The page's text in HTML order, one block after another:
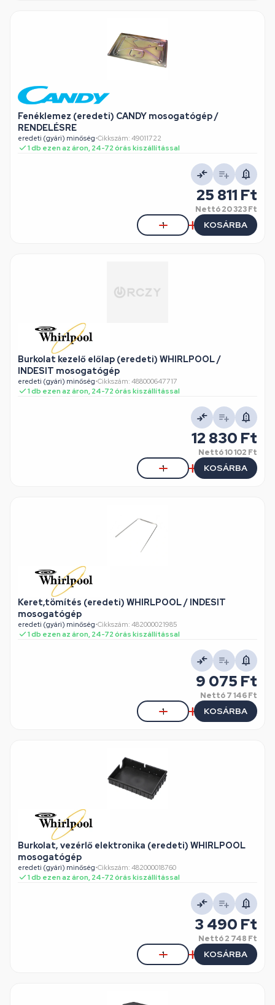
Fenéklemez (eredeti) CANDY mosogatógép /
RENDELÉSRE
eredeti (gyári) minőség•Cikkszám: 49011722
1 db ezen az áron, 24-72 órás kiszállítással
25 811 Ft
Nettó20 323 Ft
KOSÁRBA
Burkolat kezelő előlap (eredeti) WHIRLPOOL /
INDESIT mosogatógép
eredeti (gyári) minőség•Cikkszám: 488000647717
1 db ezen az áron, 24-72 órás kiszállítással
12 830 Ft
Nettó10 102 Ft
KOSÁRBA
Keret,tömítés (eredeti) WHIRLPOOL / INDESIT
mosogatógép
eredeti (gyári) minőség•Cikkszám: 482000021985
1 db ezen az áron, 24-72 órás kiszállítással
9 075 Ft
Nettó7 146 Ft
KOSÁRBA
Burkolat, vezérlő elektronika (eredeti) WHIRLPOOL
mosogatógép
eredeti (gyári) minőség•Cikkszám: 482000018760
1 db ezen az áron, 24-72 órás kiszállítással
3 490 Ft
Nettó2 748 Ft
KOSÁRBA